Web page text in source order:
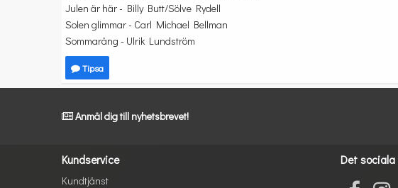
Julen är här - Billy Butt/Sölve Rydell
Solen glimmar - Carl Michael Bellman
Sommaräng - Ulrik Lundström
Tipsa
Anmäl dig till nyhetsbrevet!
Kundservice
Kundtjänst
Det